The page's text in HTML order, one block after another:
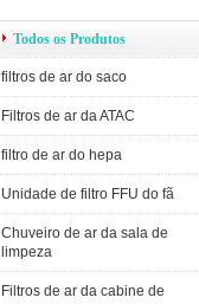
Todos os Produtos
filtros de ar do saco
Filtros de ar da ATAC
filtro de ar do hepa
Unidade de filtro FFU do fã
Chuveiro de ar da sala de
limpeza
Filtros de ar da cabine de